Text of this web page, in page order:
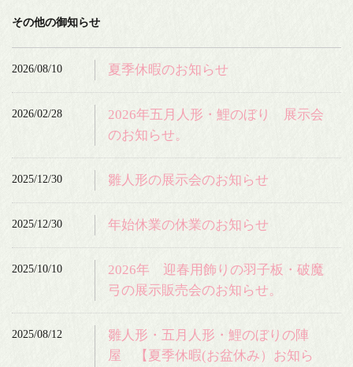
その他の御知らせ
2026/08/10 夏季休暇のお知らせ
2026/02/28
2026年五月人形・鯉のぼり 展示会
のお知らせ。
2025/12/30 雛人形の展示会のお知らせ
2025/12/30 年始休業の休業のお知らせ
2025/10/10
2026年 迎春用飾りの羽子板・破魔
弓の展示販売会のお知らせ。
2025/08/12
雛人形・五月人形・鯉のぼりの陣
屋 【夏季休暇(お盆休み）お知ら